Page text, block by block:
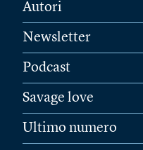
Autori
Newsletter
Podcast
Savage love
Ultimo numero